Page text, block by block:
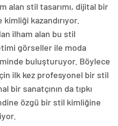
alan stil tasarımı, dijital bir
kazandırıyor.
ilham alan bu stil
görseller ile moda
buluşturuyor. Böylece
ilk kez profesyonel bir stil
bir sanatçının da tıpkı
özgü bir stil kimliğine